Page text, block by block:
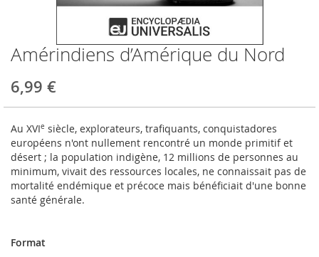
Skip
to
the
beginning
of
the
images
gallery
Amérindiens d’Amérique du Nord
6,99 €
Au XVIe siècle, explorateurs, trafiquants, conquistadores
européens n'ont nullement rencontré un monde primitif et
désert ; la population indigène, 12 millions de personnes au
minimum, vivait des ressources locales, ne connaissait pas de
mortalité endémique et précoce mais bénéficiait d'une bonne
santé générale.
Format